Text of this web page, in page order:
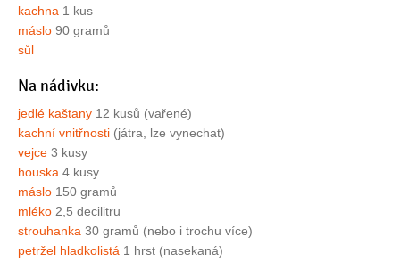
kachna 1 kus
máslo 90 gramů
sůl
Na nádivku:
jedlé kaštany 12 kusů (vařené)
kachní vnitřnosti (játra, lze vynechat)
vejce 3 kusy
houska 4 kusy
máslo 150 gramů
mléko 2,5 decilitru
strouhanka 30 gramů (nebo i trochu více)
petržel hladkolistá 1 hrst (nasekaná)